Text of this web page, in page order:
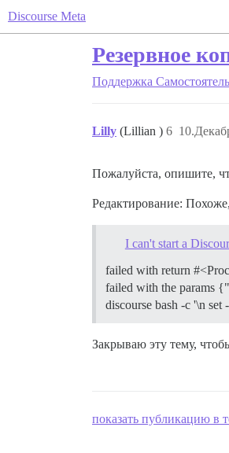
Discourse Meta
Резервное
Поддержка
Lilly (Lillian ) 6
Пожалуйста, опишите,
Редактирование:
I can't start a
failed with return
failed with the params
discourse bash -c '\n
Закрываю эту тему,
показать публикацию в